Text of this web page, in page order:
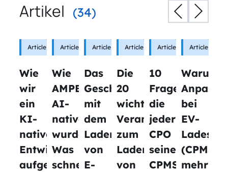
Artikel (34)
Article
Wie
wir
ein
KI-
natives
Entwicklungssystem
aufgebaut
Article
Wie
AMPECO
AI-
native
wurde:
Was
schnellere
Article
Das
Geschäft
mit
dem
Laden
von
E-
Article
Die
20
wichtigsten
Veranstaltungen
zum
Laden
von
Article
10
Fragen,
die
jeder
CPO
seinem
CPMS-
Article
Warum
bei
EV-
(CPMS)
mehr